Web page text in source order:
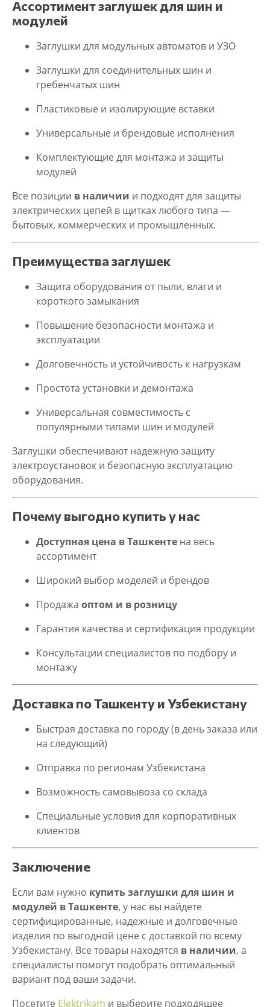
Ассортимент заглушек для шин и
модулей
Заглушки для модульных автоматов и УЗО
Заглушки для соединительных шин и
гребенчатых шин
Пластиковые и изолирующие вставки
Универсальные и брендовые исполнения
Комплектующие для монтажа и защиты
модулей
Все позиции в наличии и подходят для защиты
электрических цепей в щитках любого типа —
бытовых, коммерческих и промышленных.
Преимущества заглушек
Защита оборудования от пыли, влаги и
короткого замыкания
Повышение безопасности монтажа и
эксплуатации
Долговечность и устойчивость к нагрузкам
Простота установки и демонтажа
Универсальная совместимость с
популярными типами шин и модулей
Заглушки обеспечивают надежную защиту
электроустановок и безопасную эксплуатацию
оборудования.
Почему выгодно купить у нас
Доступная цена в Ташкенте на весь
ассортимент
Широкий выбор моделей и брендов
Продажа оптом и в розницу
Гарантия качества и сертификация продукции
Консультации специалистов по подбору и
монтажу
Доставка по Ташкенту и Узбекистану
Быстрая доставка по городу (в день заказа или
на следующий)
Отправка по регионам Узбекистана
Возможность самовывоза со склада
Специальные условия для корпоративных
клиентов
Заключение
Если вам нужно купить заглушки для шин и
модулей в Ташкенте, у нас вы найдете
сертифицированные, надежные и долговечные
изделия по выгодной цене с доставкой по всему
Узбекистану. Все товары находятся в наличии, а
специалисты помогут подобрать оптимальный
вариант под ваши задачи.
Посетите Elektrikam и выберите подходящее